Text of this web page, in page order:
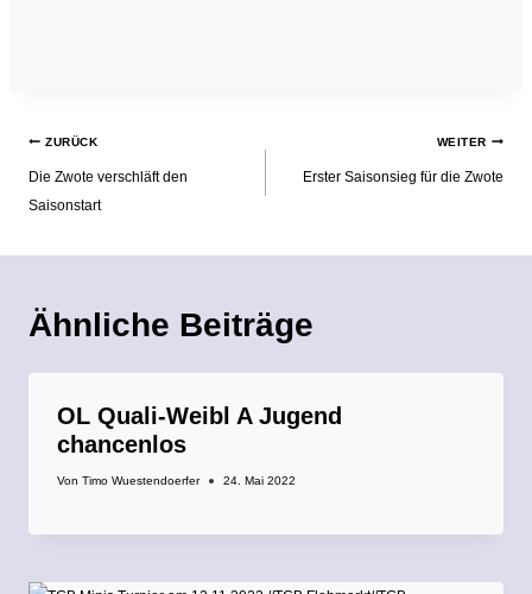
ZURÜCK
Die Zwote verschläft den
Saisonstart
WEITER
Erster Saisonsieg für die Zwote
Ähnliche Beiträge
OL Quali-Weibl A Jugend
chancenlos
Von Timo Wuestendoerfer 24. Mai 2022